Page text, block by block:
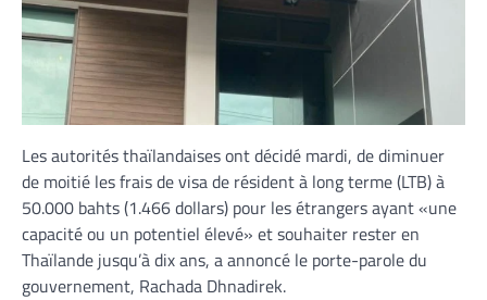
Les autorités thaïlandaises ont décidé mardi, de diminuer
de moitié les frais de visa de résident à long terme (LTB) à
50.000 bahts (1.466 dollars) pour les étrangers ayant «une
capacité ou un potentiel élevé» et souhaiter rester en
Thaïlande jusqu’à dix ans, a annoncé le porte-parole du
gouvernement, Rachada Dhnadirek.